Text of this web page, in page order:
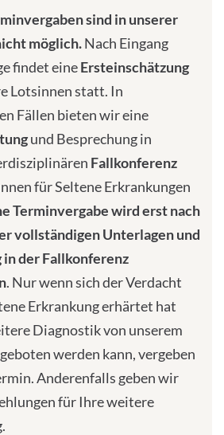
sind in unserer
möglich.Nach Eingang
findet eineErsteinschätzung
Lotsinnen statt. In
Fällen bieten wir eine
und Besprechung in
Fallkonferenz
für Seltene Erkrankungen
Terminvergabe wird erst nach
vollständigen Unterlagen und
der Fallkonferenz
. Nur wenn sich der Verdacht
Erkrankung erhärtet hat
Diagnostik von unserem
werden kann, vergeben
Anderenfalls geben wir
für Ihre weitere